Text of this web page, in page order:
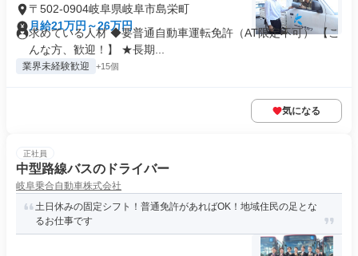
〒502-0904岐阜県岐阜市島栄町
月給21万円～26万円
求めている人材 ◆要普通自動車運転免許（AT限定不可） 【こ
んな方、歓迎！】 ★長期...
業界未経験歓迎 +15個
気になる
正社員
中型路線バスのドライバー
岐阜乗合自動車株式会社
土日休みの固定シフト！普通免許があればOK！地域住民の足とな
るお仕事です